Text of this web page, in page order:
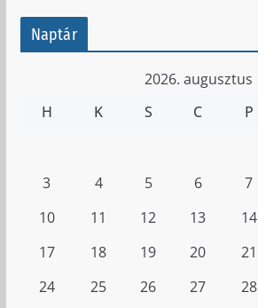
Naptár
2026. augusztus
H
K S C P
3
4 5 6 7
10
11 12 13 14
17
18 19 20 21
24
25 26 27 28